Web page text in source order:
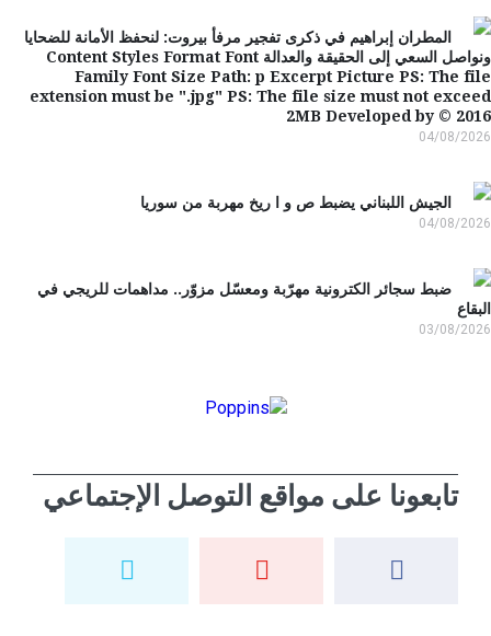
المطران إبراهيم في ذكرى تفجير مرفأ بيروت: لنحفظ الأمانة للضحايا
ونواصل السعي إلى الحقيقة والعدالة Content Styles Format Font
Family Font Size Path: p Excerpt Picture PS: The
extension must be ".jpg" PS: The file size must not
2MB Developed by ©
04/08/
الجيش اللبناني يضبط ص و ا ريخ مهربة من سوريا
04/08/
ضبط سجائر الكترونية مهرّبة ومعسّل مزوّر.. مداهمات للريجي في
03/08/
تابعونا على مواقع التوصل الإجتماعي